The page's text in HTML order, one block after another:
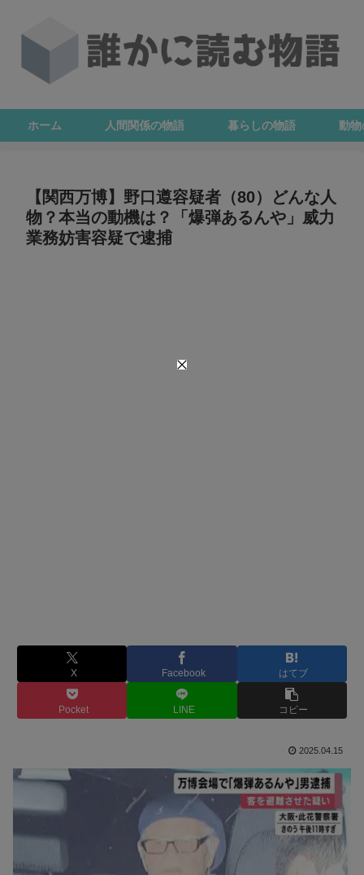
ホーム 人間関係の物語 暮らしの物語 動
【関西万博】野口遵容疑者（80）どんな人
物？本当の動機は？「爆弾あるんや」威力
業務妨害容疑で逮捕
X Facebook はてブ
Pocket LINE コピー
2025.04.15